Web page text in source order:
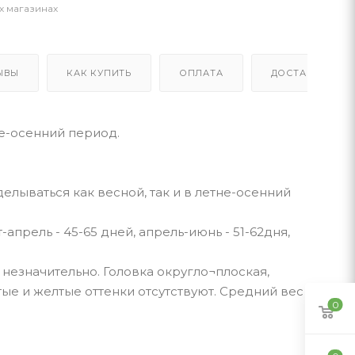
магазинах
КАК КУПИТЬ ОПЛАТА ДОСТАВКА
осенний период.
как весной, так и в летне-осенний
- 45-65 дней, апрель-июнь - 51-62дня,
Головка округло¬плоская,
и желтые оттенки отсутствуют. Средний вес
0